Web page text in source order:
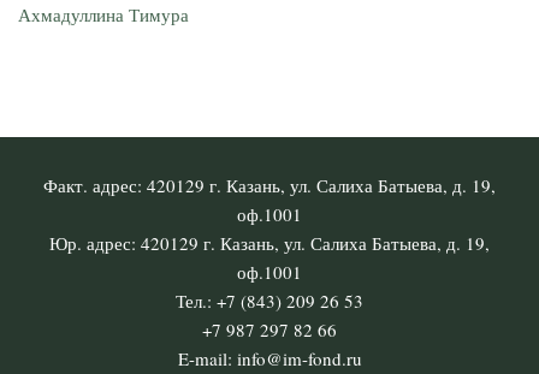
Ахмадуллина Тимура
Факт. адрес: 420129 г. Казань, ул. Салиха Батыева, д. 19,
оф.1001
Юр. адрес: 420129 г. Казань, ул. Салиха Батыева, д. 19,
оф.1001
Тел.: +7 (843) 209 26 53
+7 987 297 82 66
E-mail: info@im-fond.ru